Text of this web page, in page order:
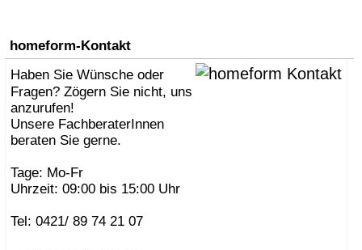
homeform-Kontakt
Haben Sie Wünsche oder
Fragen? Zögern Sie nicht, uns
anzurufen!
Unsere FachberaterInnen
beraten Sie gerne.
Tage: Mo-Fr
Uhrzeit: 09:00 bis 15:00 Uhr
Tel: 0421/ 89 74 21 07